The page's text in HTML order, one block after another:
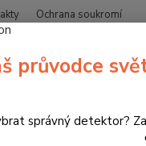
Ochrana soukromí
pro sportovní lukostřelbu
průvodce
správný detektor?